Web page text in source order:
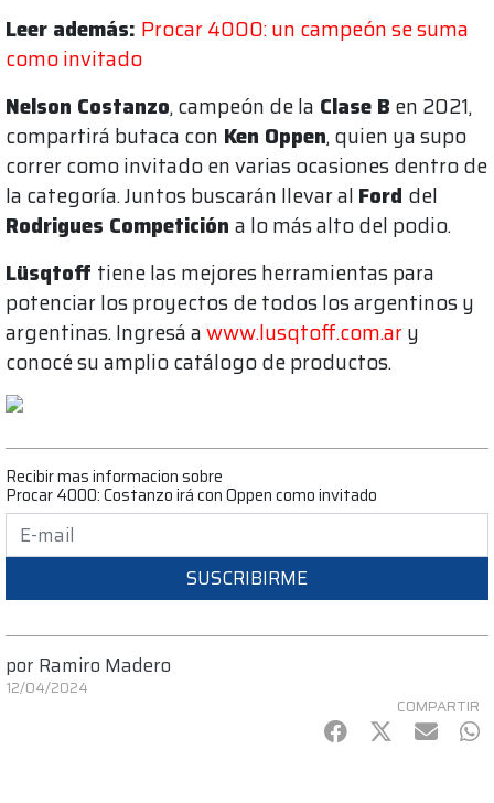
Leer además: Procar 4000: un campeón se suma
como invitado
Nelson Costanzo, campeón de la Clase B en 2021,
compartirá butaca con Ken Oppen, quien ya supo
correr como invitado en varias ocasiones dentro de
la categoría. Juntos buscarán llevar al Ford del
Rodrigues Competición a lo más alto del podio.
Lüsqtoff tiene las mejores herramientas para
potenciar los proyectos de todos los argentinos y
argentinas. Ingresá awww.lusqtoff.com.ary
conocé su amplio catálogo de productos.
Recibir mas informacion sobre
Procar 4000: Costanzo irá con Oppen como invitado
SUSCRIBIRME
por Ramiro Madero
12/04/2024
COMPARTIR
Facebook
Twitter
mail